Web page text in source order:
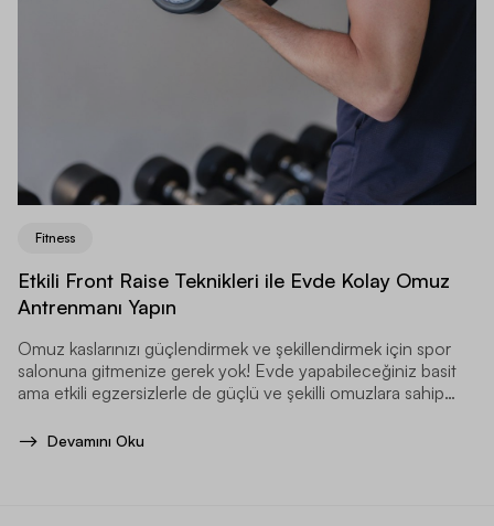
Fitness
Etkili Front Raise Teknikleri ile Evde Kolay Omuz
Antrenmanı Yapın
Omuz kaslarınızı güçlendirmek ve şekillendirmek için spor
salonuna gitmenize gerek yok! Evde yapabileceğiniz basit
ama etkili egzersizlerle de güçlü ve şekilli omuzlara sahip
Devamını Oku